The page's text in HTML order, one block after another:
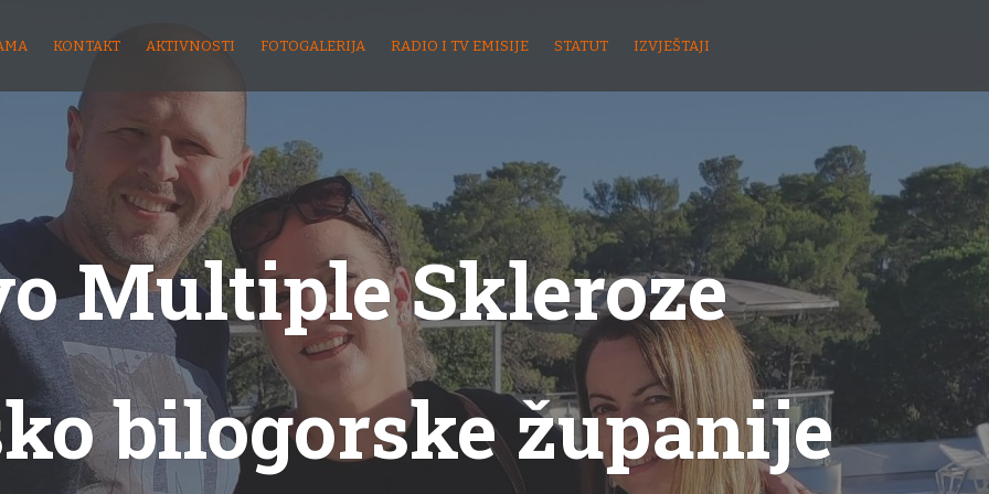
KONTAKT AKTIVNOSTI FOTOGALERIJA RADIO I TV EMISIJE STATUT IZVJEŠTAJI
Multiple Skleroze
bilogorske županije